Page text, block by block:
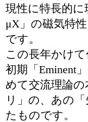
現性に特長的
μX」の磁気特
です。
この長年かけ
初期「Eminent
めて交流理論
リ」の、あの
たものです。